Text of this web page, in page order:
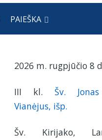
PAIEŠKA
2026 m. rugpjūčio 8
III kl. Šv.
Vianėjus, išp.
Šv. Kirijako,